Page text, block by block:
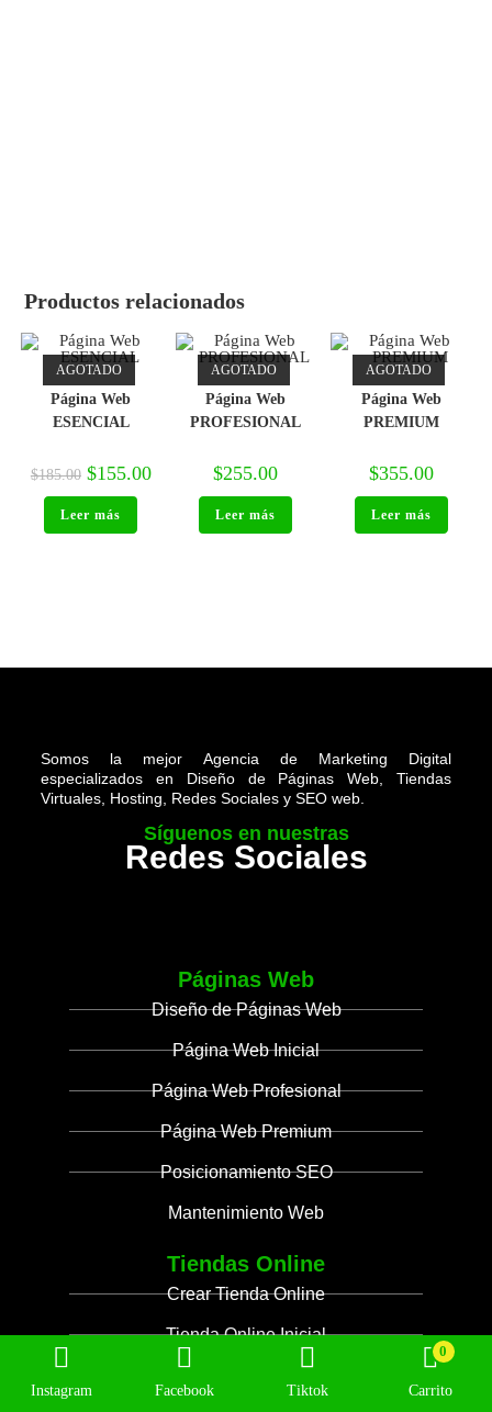
Productos relacionados
AGOTADO
Página Web
ESENCIAL
$185.00 $155.00
Leer más
AGOTADO
Página Web
PROFESIONAL
$255.00
Leer más
AGOTADO
Página Web
PREMIUM
$355.00
Leer más
Somos la mejor Agencia de Marketing Digital
especializados en Diseño de Páginas Web, Tiendas
Virtuales, Hosting, Redes Sociales y SEO web.
Síguenos en nuestras
Redes Sociales
Páginas Web
Diseño de Páginas Web
Página Web Inicial
Página Web Profesional
Página Web Premium
Posicionamiento SEO
Mantenimiento Web
Tiendas Online
Crear Tienda Online
Tienda Online Inicial
Instagram Facebook Tiktok
0
Carrito